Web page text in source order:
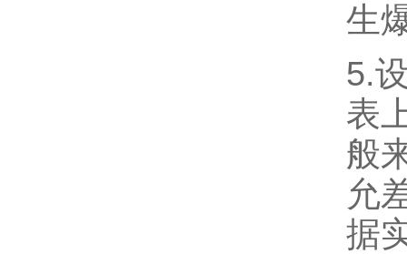
生
5.
表
般
允
据